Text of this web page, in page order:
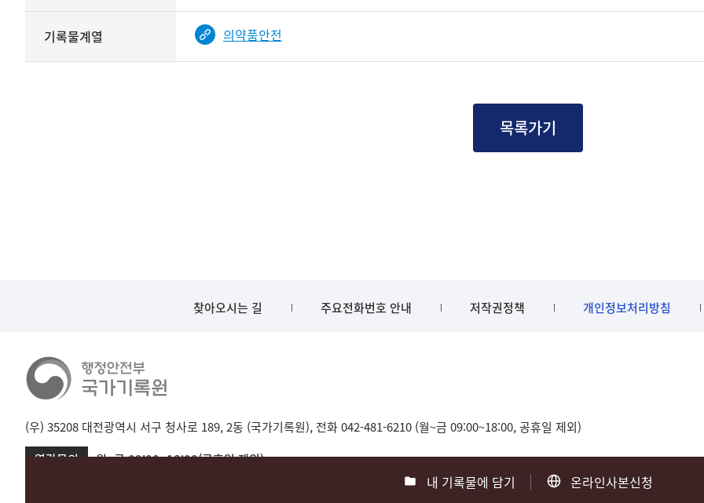
정보를
보여주는
표
기록물계열 의약품안전
목록가기
내 기록물에 담기 온라인사본신청
찾아오시는 길 주요전화번호 안내 저작권정책 개인정보처리방침
(우) 35208 대전광역시 서구 청사로 189, 2동 (국가기록원), 전화 042-481-6210 (월~금 09:00~18:00, 공휴일 제외)
열람문의
월~금 09:00~18:00(공휴일 제외)
부산 051-550-8023
광주 062-975-5791